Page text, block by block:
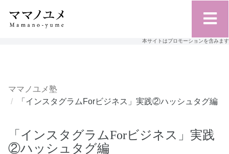
本サイトはプロモーションを含みます
ママノユメ塾
「インスタグラムForビジネス」実践②ハッシュタグ編
「インスタグラムForビジネス」実践
②ハッシュタグ編